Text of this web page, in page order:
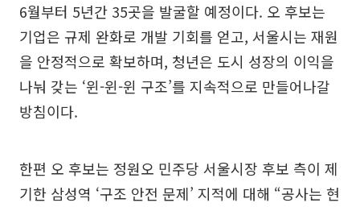
6월부터 5년간 35곳을 발굴할 예정이다. 오 후보는
기업은 규제 완화로 개발 기회를 얻고, 서울시는 재원
을 안정적으로 확보하며, 청년은 도시 성장의 이익을
나눠 갖는 ‘윈-윈-윈 구조’를 지속적으로 만들어나갈
방침이다.
한편 오 후보는 정원오 민주당 서울시장 후보 측이 제
기한 삼성역 ‘구조 안전 문제’ 지적에 대해 “공사는 현